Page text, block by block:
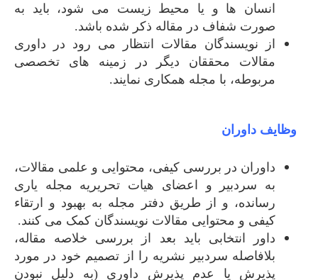
انسان ها و یا محیط زیست می شود، باید به
صورت شفاف در مقاله ذکر شده باشد.
از نویسندگان مقالات انتظار می رود در داوری
مقالات محققان دیگر در زمینه های تخصصی
مربوطه، با مجله همکاری نمایند.
وظایف داوران
داوران در بررسی کیفی، محتوایی و علمی مقالات،
به سردبیر و اعضای هیات تحریریه مجله یاری
رسانده، و از طریق دفتر مجله به بهبود و ارتقاء
کیفی و محتوایی مقالات نویسندگان کمک می کنند.
داور انتخابی باید بعد از بررسی خلاصه مقاله،
بلافاصله سردبیر نشریه را از تصمیم خود در مورد
پذیرش یا عدم پذیرش داوری (به دلیل نبودن